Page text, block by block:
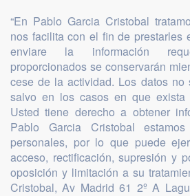
“En Pablo Garcia Cristobal
nos facilita con el fin de prestarles
enviare la información
proporcionados se conservarán
cese de la actividad. Los datos no
salvo en los casos en que exista
Usted tiene derecho a obtener
Pablo Garcia Cristobal
personales, por lo que puede
acceso, rectificación, supresión y
oposición y limitación a su
Cristobal, Av Madrid 61 2º A